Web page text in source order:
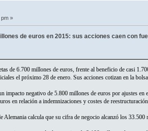
»
de euros en 2015: sus acciones caen con
de 6.700 millones de euros, frente al beneficio de casi
el próximo 28 de enero. Sus acciones cotizan en la
impacto negativo de 5.800 millones de euros por ajustes
en relación a indemnizaciones y costes de
Alemania calcula que su cifra de negocio alcanzó los